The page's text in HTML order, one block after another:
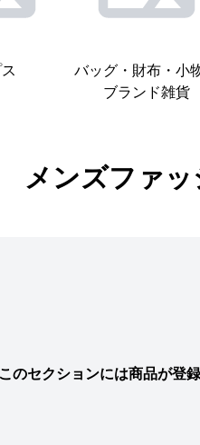
バッグ・財布・小
ブランド雑貨
メンズファ
このセクションには商品が登